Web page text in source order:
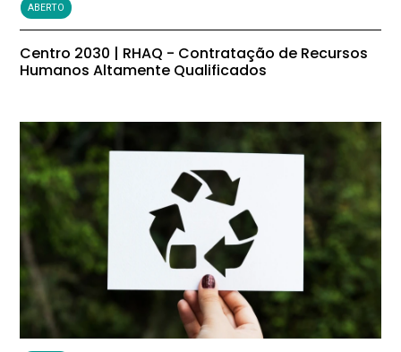
ABERTO
Centro 2030 | RHAQ - Contratação de Recursos
Humanos Altamente Qualificados